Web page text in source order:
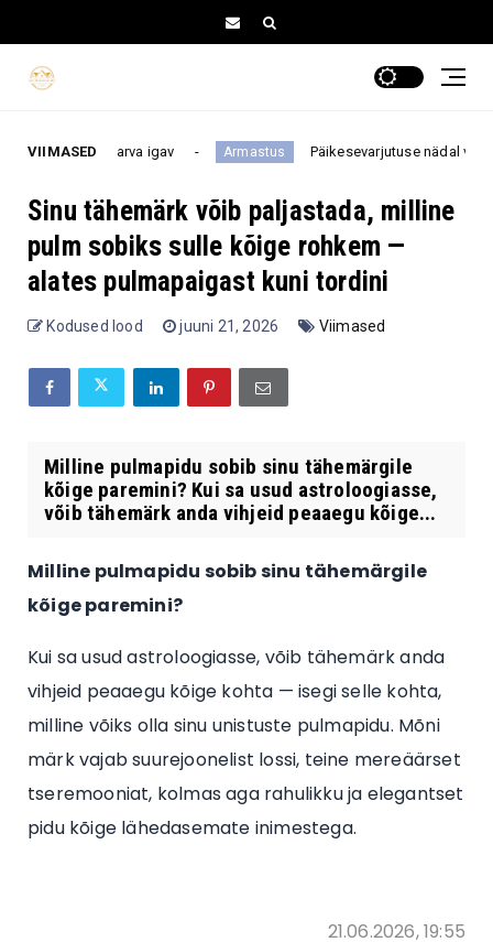
VIIMASED
harva igav Armastus Päikesevarjutuse nädal võib neile
Sinu tähemärk võib paljastada, milline
pulm sobiks sulle kõige rohkem —
alates pulmapaigast kuni tordini
Kodused lood juuni 21, 2026 Viimased
Milline pulmapidu sobib sinu tähemärgile
kõige paremini? Kui sa usud astroloogiasse,
võib tähemärk anda vihjeid peaaegu kõige...
Milline pulmapidu sobib sinu tähemärgile
kõige paremini?
Kui sa usud astroloogiasse, võib tähemärk anda
vihjeid peaaegu kõige kohta — isegi selle kohta,
milline võiks olla sinu unistuste pulmapidu. Mõni
märk vajab suurejoonelist lossi, teine mereäärset
tseremooniat, kolmas aga rahulikku ja elegantset
pidu kõige lähedasemate inimestega.
21.06.2026, 19:55